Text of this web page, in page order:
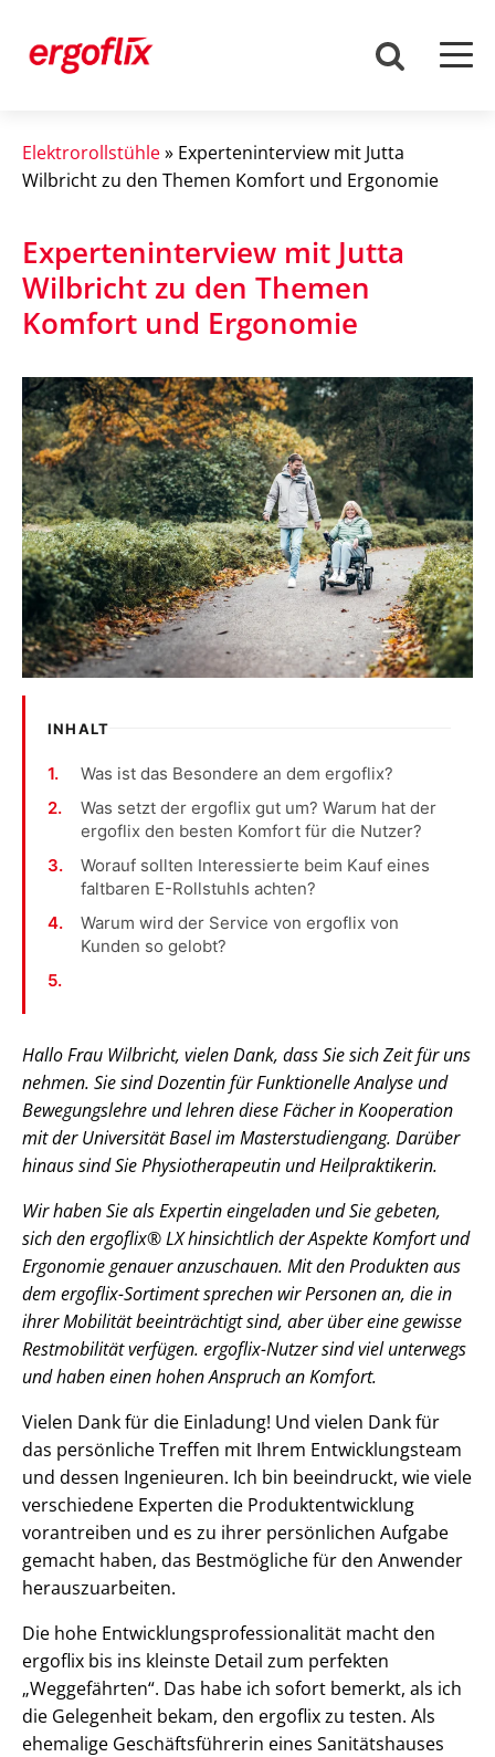
Elektrorollstühle» Experteninterview mit Jutta
Wilbricht zu den Themen Komfort und Ergonomie
Experteninterview mit Jutta
Wilbricht zu den Themen
Komfort und Ergonomie
INHALT
Was ist das Besondere an dem ergoflix?
Was setzt der ergoflix gut um? Warum hat der
ergoflix den besten Komfort für die Nutzer?
Worauf sollten Interessierte beim Kauf eines
faltbaren E-Rollstuhls achten?
Warum wird der Service von ergoflix von
Kunden so gelobt?
Hallo Frau Wilbricht, vielen Dank, dass Sie sich Zeit für uns
nehmen. Sie sind Dozentin für Funktionelle Analyse und
Bewegungslehre und lehren diese Fächer in Kooperation
mit der Universität Basel im Masterstudiengang. Darüber
hinaus sind Sie Physiotherapeutin und Heilpraktikerin.
Wir haben Sie als Expertin eingeladen und Sie gebeten,
sich den ergoflix® LX hinsichtlich der Aspekte Komfort und
Ergonomie genauer anzuschauen. Mit den Produkten aus
dem ergoflix-Sortiment sprechen wir Personen an, die in
ihrer Mobilität beeinträchtigt sind, aber über eine gewisse
Restmobilität verfügen. ergoflix-Nutzer sind viel unterwegs
und haben einen hohen Anspruch an Komfort.
Vielen Dank für die Einladung! Und vielen Dank für
das persönliche Treffen mit Ihrem Entwicklungsteam
und dessen Ingenieuren. Ich bin beeindruckt, wie viele
verschiedene Experten die Produktentwicklung
vorantreiben und es zu ihrer persönlichen Aufgabe
gemacht haben, das Bestmögliche für den Anwender
herauszuarbeiten.
Die hohe Entwicklungsprofessionalität macht den
ergoflix bis ins kleinste Detail zum perfekten
„Weggefährten“. Das habe ich sofort bemerkt, als ich
die Gelegenheit bekam, den ergoflix zu testen. Als
ehemalige Geschäftsführerin eines Sanitätshauses